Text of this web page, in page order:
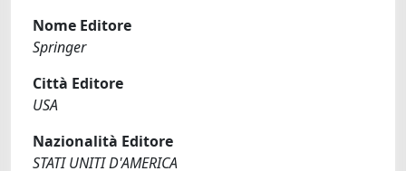
Nome Editore
Springer
Città Editore
USA
Nazionalità Editore
STATI UNITI D'AMERICA